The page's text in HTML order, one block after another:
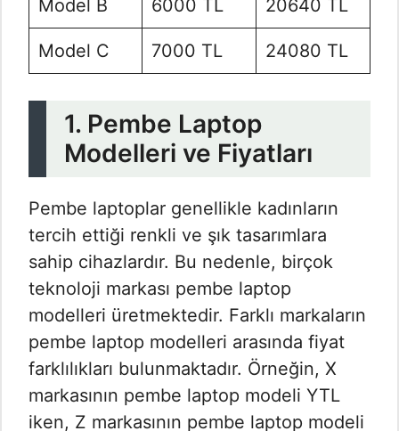
Model B 6000 TL 20640 TL
Model C 7000 TL 24080 TL
1. Pembe Laptop
Modelleri ve Fiyatları
Pembe laptoplar genellikle kadınların
tercih ettiği renkli ve şık tasarımlara
sahip cihazlardır. Bu nedenle, birçok
teknoloji markası pembe laptop
modelleri üretmektedir. Farklı markaların
pembe laptop modelleri arasında fiyat
farklılıkları bulunmaktadır. Örneğin, X
markasının pembe laptop modeli YTL
iken, Z markasının pembe laptop modeli